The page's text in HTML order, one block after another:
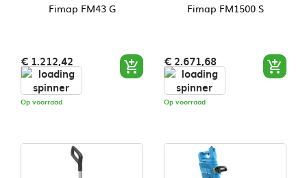
Fimap FM43 G
€ 1.212,42
Op voorraad

Fimap FM1500 S
€ 2.671,68
Op voorraad
